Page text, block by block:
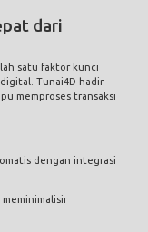
dari
satu faktor kunci
Tunai4D hadir
memproses transaksi
dengan integrasi